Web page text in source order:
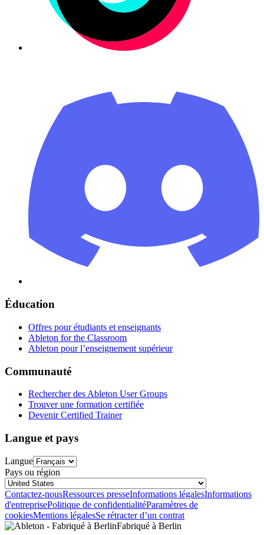
Éducation
Offres pour étudiants et enseignants
Ableton for the Classroom
Ableton pour l’enseignement supérieur
Communauté
Rechercher des Ableton User Groups
Trouver une formation certifiée
Devenir Certified Trainer
Langue et pays
Langue
Pays ou région
Contactez-nousRessources presseInformations légalesInformations
d'entreprisePolitique de confidentialitéParamètres de
cookiesMentions légalesSe rétracter d’un contrat
Fabriqué à Berlin